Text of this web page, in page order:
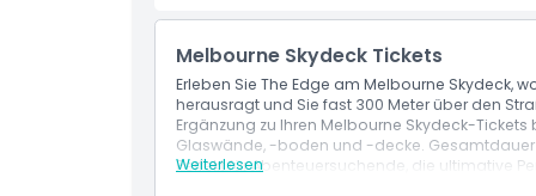
Richtlinie für Kinder und Erwachsene
Ausschlüsse
Melbourne Skydeck Tickets
Erleben Sie The Edge am Melbourne Skydeck,
herausragt und Sie fast 300 Meter über den
Ergänzung zu Ihren Melbourne Skydeck-
Glaswände, -boden und -decke. Gesamtdauer
Perfekt für Abenteuersuchende, die ultimative
Weiterlesen